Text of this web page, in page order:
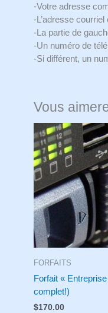
-Votre adresse
-L’adresse
-La partie de
-Un numéro de
-Si différent, un
Vous
FORFAITS
Forfait «
complet!)
$170.00